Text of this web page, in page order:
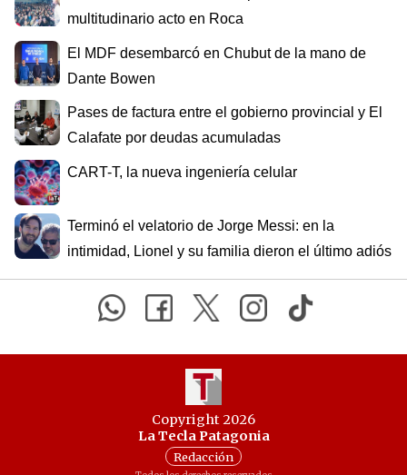
multitudinario acto en Roca
El MDF desembarcó en Chubut de la mano de
Dante Bowen
Pases de factura entre el gobierno provincial y El
Calafate por deudas acumuladas
CART-T, la nueva ingeniería celular
Terminó el velatorio de Jorge Messi: en la
intimidad, Lionel y su familia dieron el último adiós
Copyright 2026
La Tecla Patagonia
Redacción